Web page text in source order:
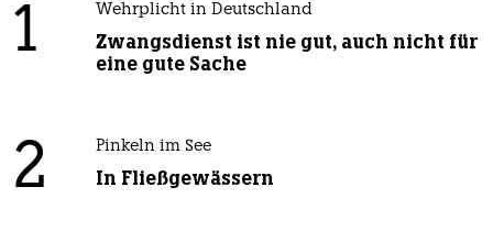
1 Wehrplicht in Deutschland
Zwangsdienst ist nie gut, auch nicht für
eine gute Sache
2 Pinkeln im See
In Fließgewässern